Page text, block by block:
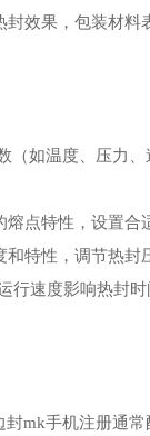
效果，包装材料
（如温度、压力
点特性，设置合
特性，调节热封
速度影响热封时
mk手机注册通